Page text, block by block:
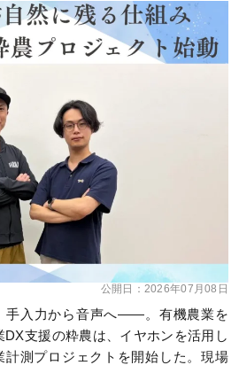
公開日： 2026年07月08日
手入力から音声へ――。有機農業を
支援の粋農は、イヤホンを活用し
計測プロジェクトを開始した。現場